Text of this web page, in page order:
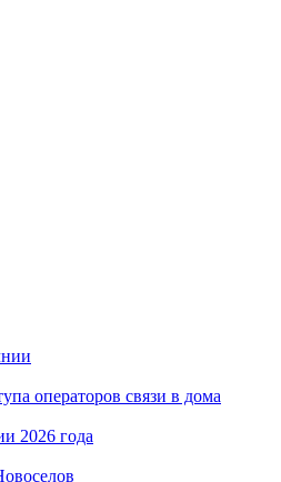
операторов связи в дома
2026 года